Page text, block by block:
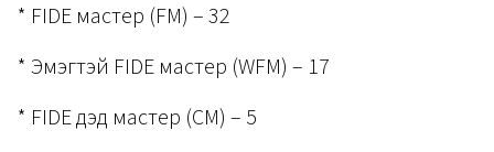
* FIDE мастер (FM) – 32
* Эмэгтэй FIDE мастер (WFM) – 17
* FIDE дэд мастер (CM) – 5